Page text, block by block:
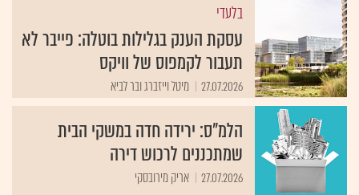
בלעדי
עסקת הענק בגלילות בוטלה: פייבר לא
תעבור לקמפוס של וויקס
27.07.2026 מיטל וייזברג ובר לביא
הלמ"ס: ירידה חדה במשקי הבית
שמתכננים לרכוש דירה
27.07.2026 אריק מירובסקי